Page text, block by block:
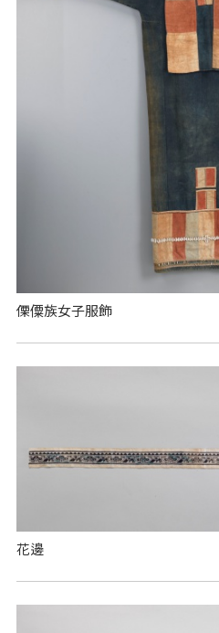
傈僳族女子服飾
花邊